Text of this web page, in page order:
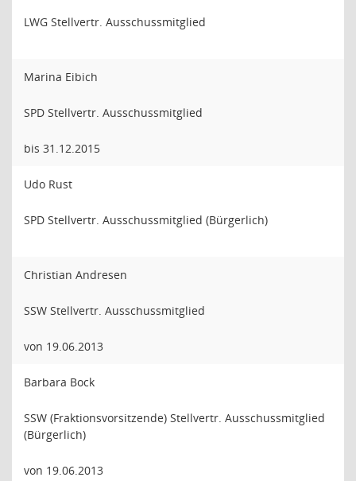
LWG Stellvertr. Ausschussmitglied
Marina Eibich
SPD Stellvertr. Ausschussmitglied
bis 31.12.2015
Udo Rust
SPD Stellvertr. Ausschussmitglied (Bürgerlich)
Christian Andresen
SSW Stellvertr. Ausschussmitglied
von 19.06.2013
Barbara Bock
SSW (Fraktionsvorsitzende) Stellvertr. Ausschussmitglied
(Bürgerlich)
von 19.06.2013